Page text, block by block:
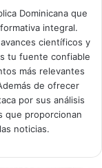
Dominicana que
integral.
científicos y
tu fuente confiable
más relevantes
de ofrecer
por sus análisis
que proporcionan
noticias.